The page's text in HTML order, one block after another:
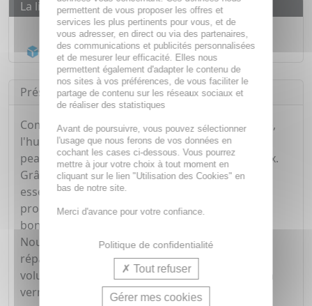
La livraison
Livraison gratuite dès55€
Acheminement Chronoposten 24h*
Présentation
Composée à 98 % d'ingrédients à base naturelle,
l'huile prodigieuse hydrate, nourrit et assainit la
peau du visage et du corps ainsi que les cheveux.
Grâce à sa formule à base de 30% d'huiles
essentielles précieuses et de vitamine E, l'huile
prodigieuse Nuxe est un soin indispensable à la
bonne santé de la peau et des cheveux.
Nourrissante, adoucissante, protectrice et
réparatrice. Redonne souplesse, brillance et
volume à la chevelure. Conditionnement : flacon
verre.
permettent de vous proposer les offres et
services les plus pertinents pour vous, et de
vous adresser, en direct ou via des partenaires,
des communications et publicités personnalisées
et de mesurer leur efficacité. Elles nous
permettent également d'adapter le contenu de
nos sites à vos préférences, de vous faciliter le
partage de contenu sur les réseaux sociaux et
de réaliser des statistiques
Avant de poursuivre, vous pouvez sélectionner
l'usage que nous ferons de vos données en
cochant les cases ci-dessous. Vous pourrez
mettre à jour votre choix à tout moment en
cliquant sur le lien "Utilisation des Cookies" en
bas de notre site.
Merci d'avance pour votre confiance.
Politique de confidentialité
Tout refuser
Gérer mes cookies